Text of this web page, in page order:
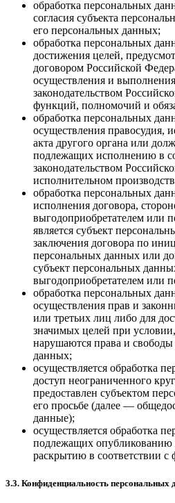
обработка персональных
согласия субъекта
его персональных данных;
обработка персональных
достижения целей,
договором Российской
осуществления и
законодательством
функций, полномочий и
обработка персональных
осуществления правосудия,
акта другого органа или
подлежащих исполнению в
законодательством
исполнительном
обработка персональных
исполнения договора,
выгодоприобретателем или
является субъект
заключения договора по
персональных данных или
субъект персональных
выгодоприобретателем или
обработка персональных
осуществления прав и
или третьих лиц либо для
значимых целей при
нарушаются права и свободы
данных;
осуществляется обработка
доступ неограниченного
предоставлен субъектом
его просьбе (далее —
данные);
осуществляется обработка
подлежащих опубликованию
раскрытию в соответствии с
3.3. Конфиденциальность персональных